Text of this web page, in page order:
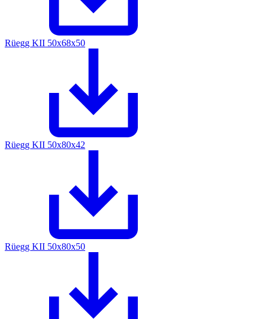
Rüegg KII 50x68x50
Rüegg KII 50x80x42
Rüegg KII 50x80x50